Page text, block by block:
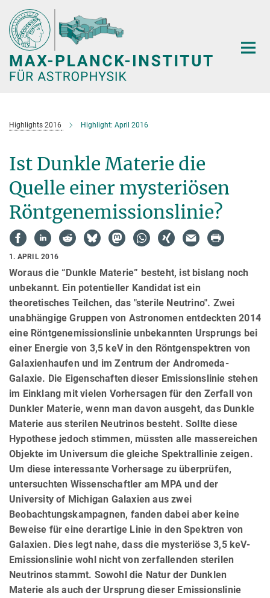
Hauptinhalt
Highlights 2016 Highlight: April 2016
Ist Dunkle Materie die
Quelle einer mysteriösen
Röntgenemissionslinie?
1. APRIL 2016
Woraus die “Dunkle Materie” besteht, ist bislang noch
unbekannt. Ein potentieller Kandidat ist ein
theoretisches Teilchen, das "sterile Neutrino". Zwei
unabhängige Gruppen von Astronomen entdeckten 2014
eine Röntgenemissionslinie unbekannten Ursprungs bei
einer Energie von 3,5 keV in den Röntgenspektren von
Galaxienhaufen und im Zentrum der Andromeda-
Galaxie. Die Eigenschaften dieser Emissionslinie stehen
im Einklang mit vielen Vorhersagen für den Zerfall von
Dunkler Materie, wenn man davon ausgeht, das Dunkle
Materie aus sterilen Neutrinos besteht. Sollte diese
Hypothese jedoch stimmen, müssten alle massereichen
Objekte im Universum die gleiche Spektrallinie zeigen.
Um diese interessante Vorhersage zu überprüfen,
untersuchten Wissenschaftler am MPA und der
University of Michigan Galaxien aus zwei
Beobachtungskampagnen, fanden dabei aber keine
Beweise für eine derartige Linie in den Spektren von
Galaxien. Dies legt nahe, dass die mysteriöse 3,5 keV-
Emissionslinie wohl nicht von zerfallenden sterilen
Neutrinos stammt. Sowohl die Natur der Dunklen
Materie als auch der Ursprung dieser Emissionslinie